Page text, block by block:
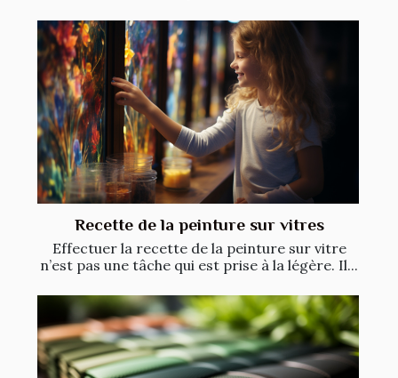
Recette de la peinture sur vitres
Effectuer la recette de la peinture sur vitre
n’est pas une tâche qui est prise à la légère. Il...